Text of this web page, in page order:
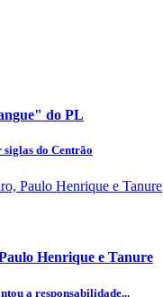
do PL
do Centrão
Henrique e Tanure
a responsabilidade...